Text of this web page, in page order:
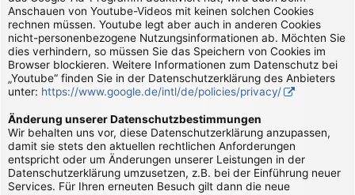
Anschauen von Youtube-Videos mit keinen solchen Cookies
rechnen müssen. Youtube legt aber auch in anderen Cookies
nicht-personenbezogene Nutzungsinformationen ab. Möchten Sie
dies verhindern, so müssen Sie das Speichern von Cookies im
Browser blockieren. Weitere Informationen zum Datenschutz bei
„Youtube“ finden Sie in der Datenschutzerklärung des Anbieters
unter: https://www.google.de/intl/de/policies/privacy/
Änderung unserer Datenschutzbestimmungen
Wir behalten uns vor, diese Datenschutzerklärung anzupassen,
damit sie stets den aktuellen rechtlichen Anforderungen
entspricht oder um Änderungen unserer Leistungen in der
Datenschutzerklärung umzusetzen, z.B. bei der Einführung neuer
Services. Für Ihren erneuten Besuch gilt dann die neue